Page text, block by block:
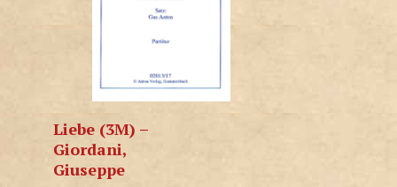
Liebe (3M) –
Giordani,
Giuseppe